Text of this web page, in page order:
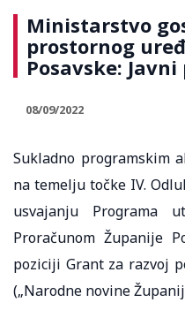
Ministarstvo
prostornog
Posavske:
08/09/2022
Sukladno programskim
na temelju točke IV.
usvajanju Programa
Proračunom Županije
poziciji Grant za razvoj
(„Narodne novine